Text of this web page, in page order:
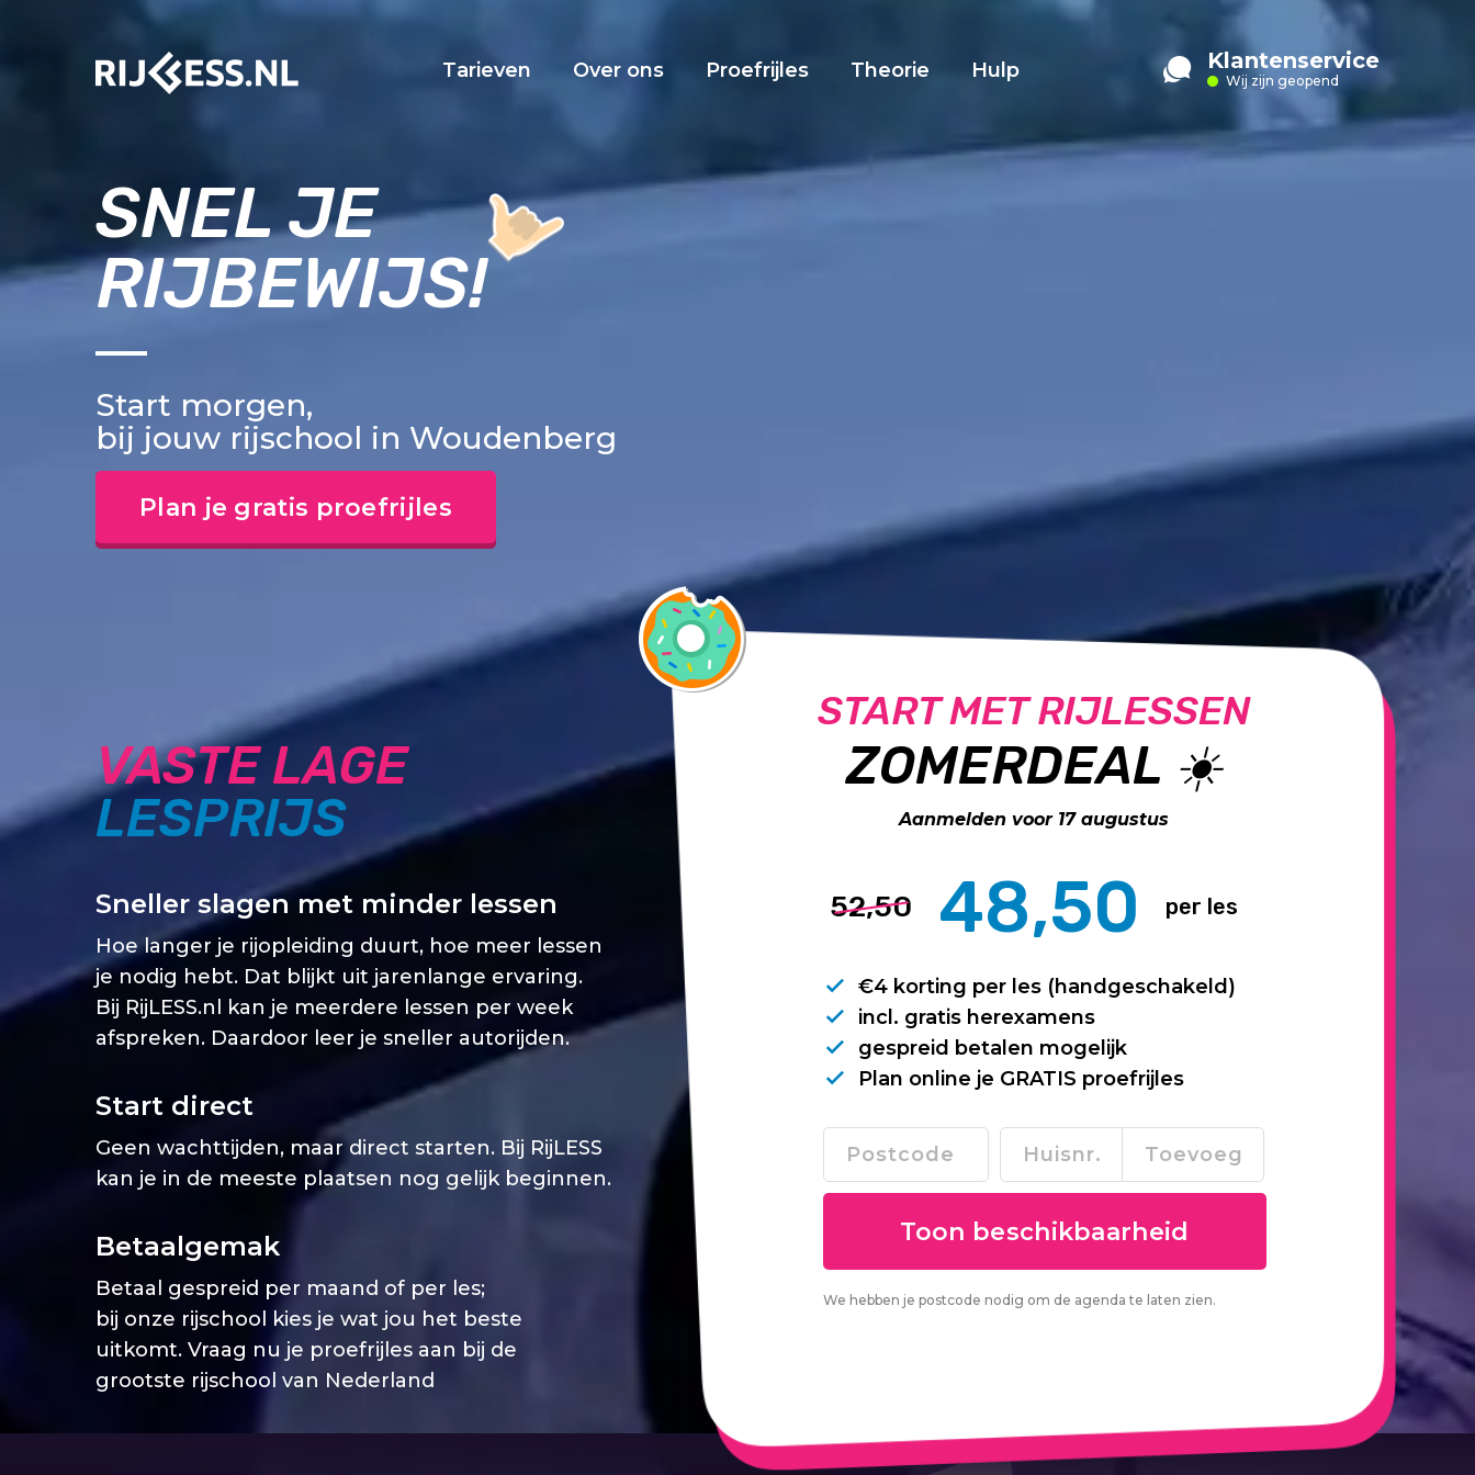
Tarieven Over ons Proefrijles Theorie Hulp Klantenservice
Wij zijn geopend
SNEL JE
RIJBEWIJS!
Start morgen,
bij jouw rijschool in Woudenberg
Plan je gratis proefrijles
START MET RIJLESSEN
ZOMERDEAL ☀️
Aanmelden voor 17 augustus
52,50 48,50 per les
€4 korting per les (handgeschakeld)
incl. gratis herexamens
gespreid betalen mogelijk
Plan online je GRATIS proefrijles
We hebben je postcode nodig om de agenda te laten zien.
VASTE LAGE
LESPRIJS
Sneller slagen met minder lessen
Hoe langer je rijopleiding duurt, hoe meer lessen
je nodig hebt. Dat blijkt uit jarenlange ervaring.
Bij RijLESS.nl kan je meerdere lessen per week
afspreken. Daardoor leer je sneller autorijden.
Start direct
Geen wachttijden, maar direct starten. Bij RijLESS
kan je in de meeste plaatsen nog gelijk beginnen.
Betaalgemak
Betaal gespreid per maand of per les;
bij onze rijschool kies je wat jou het beste
uitkomt. Vraag nu je proefrijles aan bij de
grootste rijschool van Nederland